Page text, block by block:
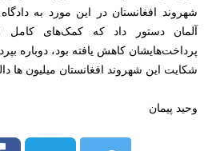
شهروند افغانستان در این مورد به
آلمان دستور داد که کمک‌های کامل
پرداخت‌هایشان کاهش یافته بود، دوباره
شکایت این شهروند افغانستان میلیون ها
وحید پیمان